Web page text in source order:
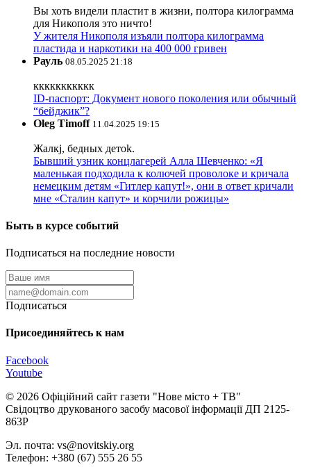
Вы хоть видели пластит в жизни, полтора килограмма
для Никополя это ничто!
У жителя Никополя изъяли полтора килограмма
пластида и наркотики на 400 000 гривен
Рауль 08.05.2025 21:18
ккккккккккк
ID-паспорт: Документ нового поколения или обычный
“бейджик”?
Oleg Timoff 11.04.2025 19:15
Жалкj, бедных детok.
Бывший узник концлагерей Алла Шевченко: «Я
маленькая подходила к колючей проволоке и кричала
немецким детям «Гитлер капут!», они в ответ кричали
мне «Сталин капут» и корчили рожицы»
Быть в курсе событий
Подписаться на последние новости
Подписаться
Присоединяйтесь к нам
Facebook
Youtube
© 2026 Офіційний сайт газети "Нове мiсто + ТВ"
Свідоцтво друкованого засобу масової інформації ДП 2125-
863Р
Эл. почта: vs@novitskiy.org
Телефон: +380 (67) 555 26 55